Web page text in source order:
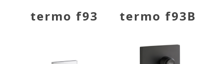
termo f93 termo f93B